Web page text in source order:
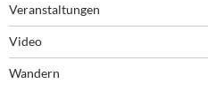
Veranstaltungen
Video
Wandern